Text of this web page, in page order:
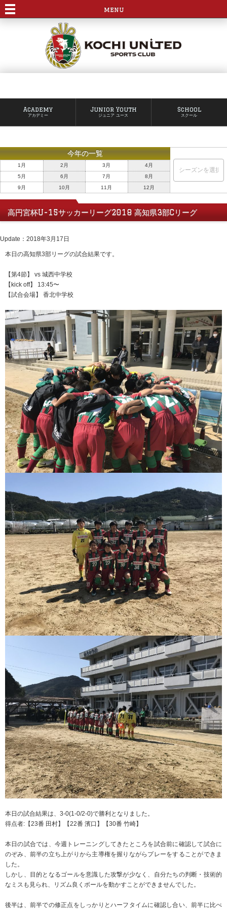
menu
Academy
アカデミー
Junior Youth
ジュニア ユース
School
スクール
今年の一覧
1月 2月 3月
4月
5月
6月 7月
8月
9月
10月 11月 12月
高円宮杯U-15サッカーリーグ2018 高知県3部Cリーグ
Update：2018年3月17日
本日の高知県3部リーグの試合結果です。
【第4節】 vs 城西中学校
【kick off】 13:45〜
【試合会場】 香北中学校
本日の試合結果は、3-0(1-0/2-0)で勝利となりました。
得点者:【23番 田村】【22番 濱口】【30番 竹崎】
本日の試合では、今週トレーニングしてきたところを試合前に確認して試合に
のぞみ、前半の立ち上がりから主導権を握りながらプレーをすることができま
した。
しかし、目的となるゴールを意識した攻撃が少なく、自分たちの判断・技術的
なミスも見られ、リズム良くボールを動かすことができませんでした。
後半は、前半での修正点をしっかりとハーフタイムに確認し合い、前半に比べ